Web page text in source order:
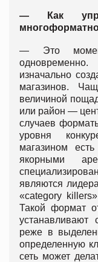
— Как
— Это
изначально
магазинов.
величиной
или район —
случаев
уровня
магазином
якорными
являются
«category
Такой формат
реже в
определенную
сеть может